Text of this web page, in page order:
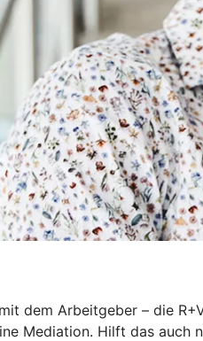
dem Arbeitgeber – die
Mediation. Hilft das